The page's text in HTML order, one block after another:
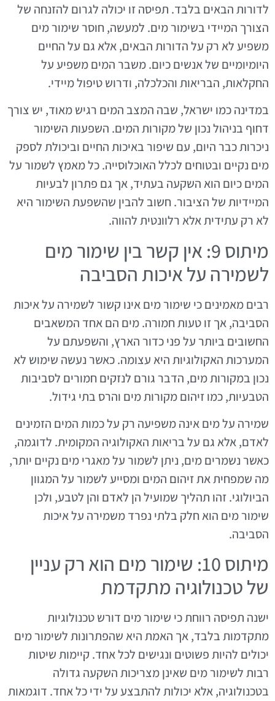
לדורות הבאים בלבד. תפיסה זו יכולה לגרום להזנחה של
הצורך המיידי בשימור מים. למעשה, חוסר שימור מים
משפיע לא רק על הדורות הבאים, אלא גם על החיים
היומיומיים של אנשים כיום. משבר המים משפיע על
החקלאות, הבריאות והכלכלה, ודרוש טיפול מיידי.
במדינה כמו ישראל, שבה המצב המים רגיש מאוד, יש צורך
דחוף בניהול נכון של מקורות המים. השפעות השימור
ניכרות כבר היום, עם שיפור באיכות החיים וביכולת לספק
מים נקיים ובטוחים לכלל האוכלוסייה. כל מאמץ לשמור על
המים כיום הוא השקעה בעתיד, אך גם פתרון לבעיות
המיידיות של הציבור. חשוב להבין שהשפעת השימור היא
לא רק עתידית אלא רלוונטית להווה.
מיתוס 9: אין קשר בין שימור מים
לשמירה על איכות הסביבה
רבים מאמינים כי שימור מים אינו קשור לשמירה על איכות
הסביבה, אך זו טעות חמורה. מים הם אחד המשאבים
החשובים ביותר על פני כדור הארץ, והשפעתם על
המערכות האקולוגיות היא עצומה. כאשר נעשה שימוש לא
נכון במקורות מים, הדבר גורם לנזקים חמורים לסביבות
הטבעיות, כמו זיהום מקורות מים והרס בתי גידול.
שמירה על מים אינה משפיעה רק על כמות המים הזמינים
לאדם, אלא גם על בריאות האקולוגיה המקומית. לדוגמה,
כאשר נשמרים מים, ניתן לשמור על מאגרי מים נקיים יותר,
מה שמפחית את זיהום המים ומסייע לשמור על המגוון
הביולוגי. זהו תהליך שמועיל הן לאדם והן לטבע, ולכן
שימור מים הוא חלק בלתי נפרד משמירה על איכות
הסביבה.
מיתוס 10: שימור מים הוא רק עניין
של טכנולוגיה מתקדמת
ישנה תפיסה רווחת כי שימור מים דורש טכנולוגיות
מתקדמות בלבד, אך האמת היא שהפתרונות לשימור מים
יכולים להיות פשוטים ונגישים לכל אחד. קיימות שיטות
רבות לשימור מים שאינן מצריכות השקעה גדולה
בטכנולוגיה, אלא יכולות להתבצע על ידי כל אחד. דוגמאות